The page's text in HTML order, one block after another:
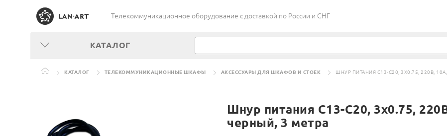
Телекоммуникационное оборудование c доставкой по России и СНГ
КАТАЛОГ
КАТАЛОГ ТЕЛЕКОММУНИКАЦИОННЫЕ ШКАФЫ АКСЕССУАРЫ ДЛЯ ШКАФОВ И СТОЕК ШНУР ПИТАНИЯ С13-C20, 3Х0.75, 220В,
Шнур питания С13-C20, 3х0.75,
черный, 3 метра